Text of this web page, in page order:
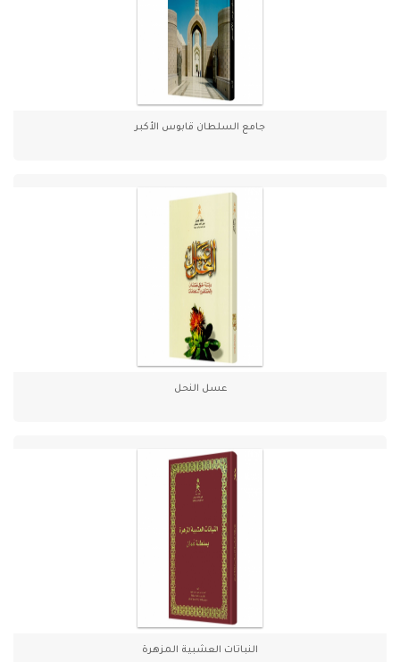
جامع السلطان قابوس الأكبر
عسل النحل
النباتات العشبية المزهرة